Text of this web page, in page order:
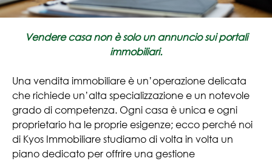
Vendere casa non è solo un annuncio sui portali
immobiliari.
Una vendita immobiliare è un’operazione delicata
che richiede un’alta specializzazione e un notevole
grado di competenza. Ogni casa è unica e ogni
proprietario ha le proprie esigenze; ecco perché noi
di Kyos Immobiliare studiamo di volta in volta un
piano dedicato per offrire una gestione